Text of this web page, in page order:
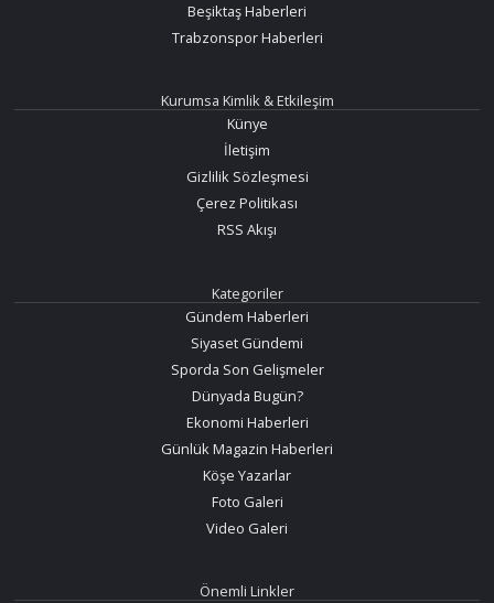
Beşiktaş Haberleri
Trabzonspor Haberleri
Kurumsa Kimlik & Etkileşim
Künye
İletişim
Gizlilik Sözleşmesi
Çerez Politikası
RSS Akışı
Kategoriler
Gündem Haberleri
Siyaset Gündemi
Sporda Son Gelişmeler
Dünyada Bugün?
Ekonomi Haberleri
Günlük Magazin Haberleri
Köşe Yazarlar
Foto Galeri
Video Galeri
Önemli Linkler